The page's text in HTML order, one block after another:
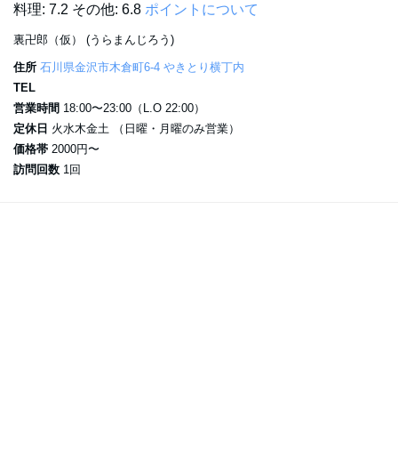
料理: 7.2 その他: 6.8 ポイントについて
裏卍郎（仮） (うらまんじろう)
住所 石川県金沢市木倉町6-4 やきとり横丁内
TEL
営業時間 18:00〜23:00（L.O 22:00）
定休日 火水木金土 （日曜・月曜のみ営業）
価格帯 2000円〜
訪問回数 1回